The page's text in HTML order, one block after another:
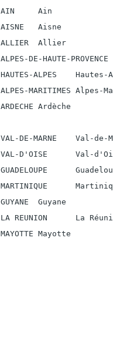
Ain
Aisne
ALLIER  Allier
DE-HAUTE-
ALPES    Hautes-
MARITIMES Alpes-
Ardèche
DE-MARNE    Val-de-
D'OISE      Val-
Guyane
REUNION      La
Mayotte